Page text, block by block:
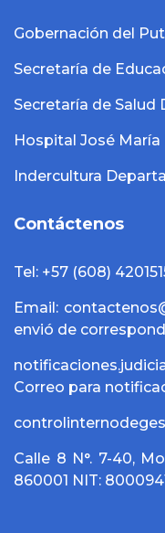
Gobernación del
Secretaría de
Secretaría de
Hospital José María
Indercultura
Contáctenos
Tel: +57 (608)
Email:
envió de
Correo para
Calle 8 N°. 7-40,
860001 NIT: